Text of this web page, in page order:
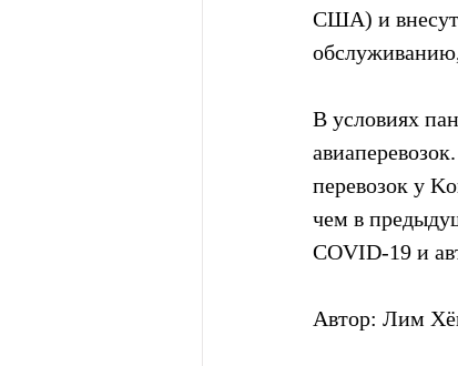
США) и внесут
В условиях
перевозок у
чем в
COVID-19 и
Автор: Лим